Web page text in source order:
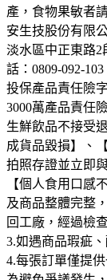
產，食物果敏者
安生技股份有限
淡水區中正東路2
話：0809-092-
投保產品責任險
3000萬產品責任
生鮮飲品不接受
成貨品毀損】、
拍照存證並立即
【個人食用口感
及商品整體完整
回工廠，經過檢
3.如遇商品瑕疵
4.每張訂單僅提